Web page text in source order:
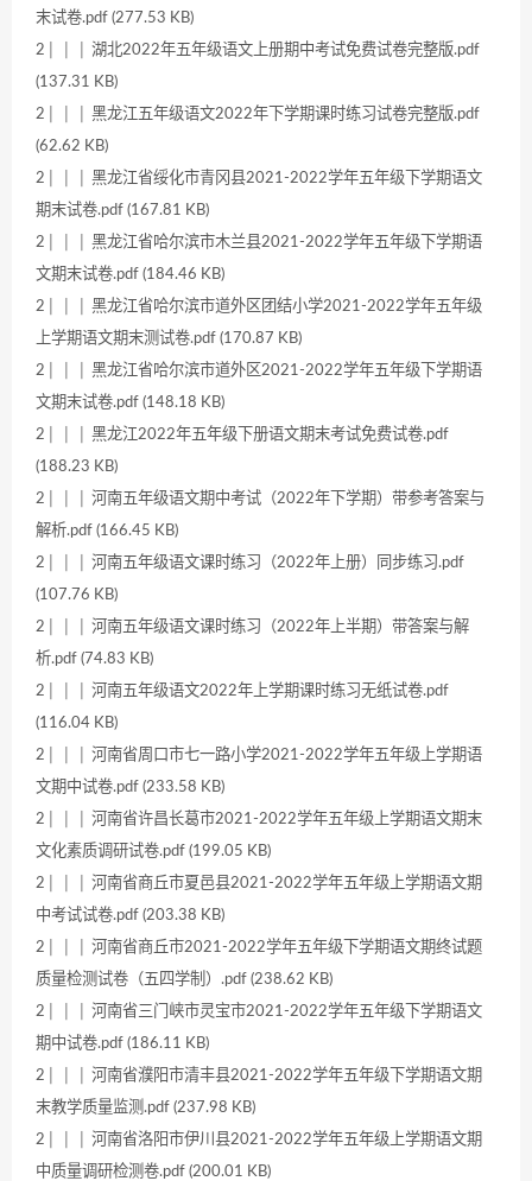
末试卷.pdf (277.53 KB)
2│ │ │ 湖北2022年五年级语文上册期中考试免费试卷完整版.pdf
(137.31 KB)
2│ │ │ 黑龙江五年级语文2022年下学期课时练习试卷完整版.pdf
(62.62 KB)
2│ │ │ 黑龙江省绥化市青冈县2021-2022学年五年级下学期语文
期末试卷.pdf (167.81 KB)
2│ │ │ 黑龙江省哈尔滨市木兰县2021-2022学年五年级下学期语
文期末试卷.pdf (184.46 KB)
2│ │ │ 黑龙江省哈尔滨市道外区团结小学2021-2022学年五年级
上学期语文期末测试卷.pdf (170.87 KB)
2│ │ │ 黑龙江省哈尔滨市道外区2021-2022学年五年级下学期语
文期末试卷.pdf (148.18 KB)
2│ │ │ 黑龙江2022年五年级下册语文期末考试免费试卷.pdf
(188.23 KB)
2│ │ │ 河南五年级语文期中考试（2022年下学期）带参考答案与
解析.pdf (166.45 KB)
2│ │ │ 河南五年级语文课时练习（2022年上册）同步练习.pdf
(107.76 KB)
2│ │ │ 河南五年级语文课时练习（2022年上半期）带答案与解
析.pdf (74.83 KB)
2│ │ │ 河南五年级语文2022年上学期课时练习无纸试卷.pdf
(116.04 KB)
2│ │ │ 河南省周口市七一路小学2021-2022学年五年级上学期语
文期中试卷.pdf (233.58 KB)
2│ │ │ 河南省许昌长葛市2021-2022学年五年级上学期语文期末
文化素质调研试卷.pdf (199.05 KB)
2│ │ │ 河南省商丘市夏邑县2021-2022学年五年级上学期语文期
中考试试卷.pdf (203.38 KB)
2│ │ │ 河南省商丘市2021-2022学年五年级下学期语文期终试题
质量检测试卷（五四学制）.pdf (238.62 KB)
2│ │ │ 河南省三门峡市灵宝市2021-2022学年五年级下学期语文
期中试卷.pdf (186.11 KB)
2│ │ │ 河南省濮阳市清丰县2021-2022学年五年级下学期语文期
末教学质量监测.pdf (237.98 KB)
2│ │ │ 河南省洛阳市伊川县2021-2022学年五年级上学期语文期
中质量调研检测卷.pdf (200.01 KB)